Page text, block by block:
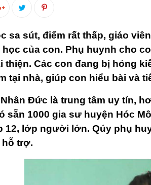
sa sút, điểm rất thấp, giáo
học của con. Phụ huynh cho
thiện. Các con đang bị hỏng
tại nhà, giúp con hiểu bài và
Đức là trung tâm uy tín,
sẵn 1000 gia sư huyện Hóc
12, lớp người lớn. Qúy phụ
trợ.